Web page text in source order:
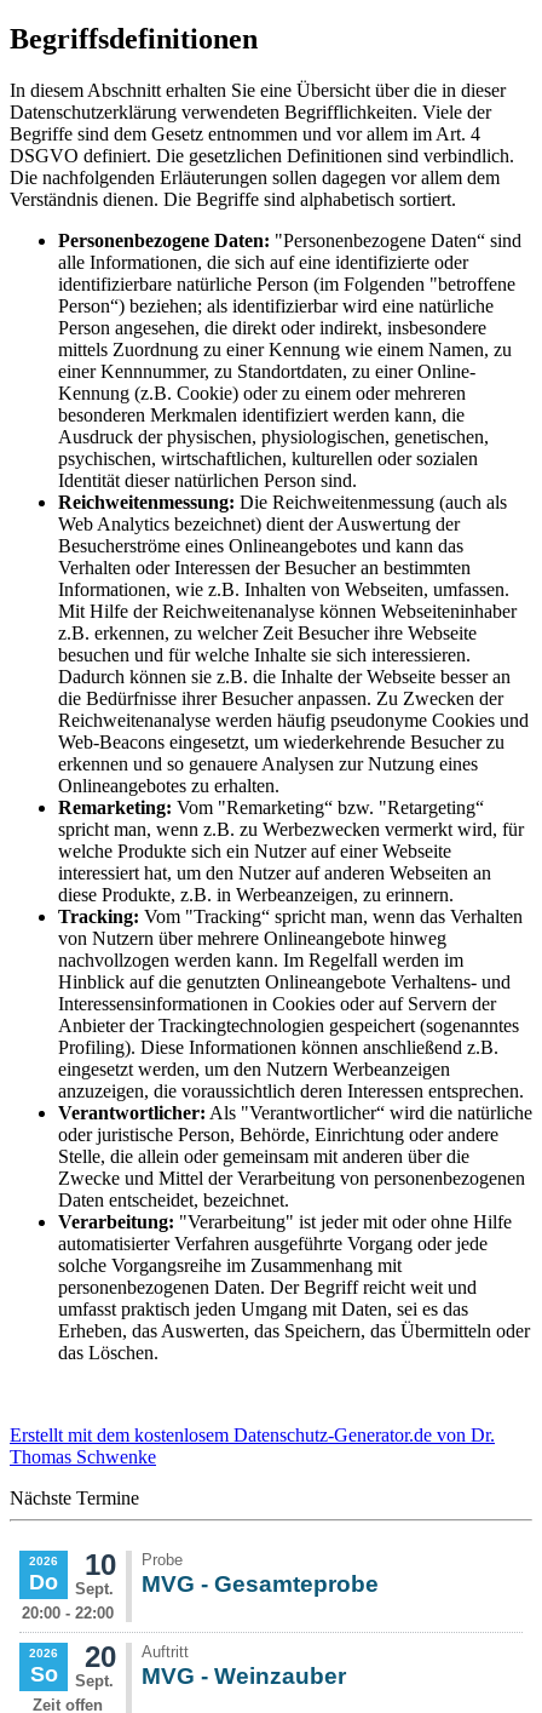
Begriffsdefinitionen
In diesem Abschnitt erhalten Sie eine Übersicht über die in dieser
Datenschutzerklärung verwendeten Begrifflichkeiten. Viele der
Begriffe sind dem Gesetz entnommen und vor allem im Art. 4
DSGVO definiert. Die gesetzlichen Definitionen sind verbindlich.
Die nachfolgenden Erläuterungen sollen dagegen vor allem dem
Verständnis dienen. Die Begriffe sind alphabetisch sortiert.
Personenbezogene Daten: "Personenbezogene Daten“ sind
alle Informationen, die sich auf eine identifizierte oder
identifizierbare natürliche Person (im Folgenden "betroffene
Person“) beziehen; als identifizierbar wird eine natürliche
Person angesehen, die direkt oder indirekt, insbesondere
mittels Zuordnung zu einer Kennung wie einem Namen, zu
einer Kennnummer, zu Standortdaten, zu einer Online-
Kennung (z.B. Cookie) oder zu einem oder mehreren
besonderen Merkmalen identifiziert werden kann, die
Ausdruck der physischen, physiologischen, genetischen,
psychischen, wirtschaftlichen, kulturellen oder sozialen
Identität dieser natürlichen Person sind.
Reichweitenmessung: Die Reichweitenmessung (auch als
Web Analytics bezeichnet) dient der Auswertung der
Besucherströme eines Onlineangebotes und kann das
Verhalten oder Interessen der Besucher an bestimmten
Informationen, wie z.B. Inhalten von Webseiten, umfassen.
Mit Hilfe der Reichweitenanalyse können Webseiteninhaber
z.B. erkennen, zu welcher Zeit Besucher ihre Webseite
besuchen und für welche Inhalte sie sich interessieren.
Dadurch können sie z.B. die Inhalte der Webseite besser an
die Bedürfnisse ihrer Besucher anpassen. Zu Zwecken der
Reichweitenanalyse werden häufig pseudonyme Cookies und
Web-Beacons eingesetzt, um wiederkehrende Besucher zu
erkennen und so genauere Analysen zur Nutzung eines
Onlineangebotes zu erhalten.
Remarketing: Vom "Remarketing“ bzw. "Retargeting“
spricht man, wenn z.B. zu Werbezwecken vermerkt wird, für
welche Produkte sich ein Nutzer auf einer Webseite
interessiert hat, um den Nutzer auf anderen Webseiten an
diese Produkte, z.B. in Werbeanzeigen, zu erinnern.
Tracking: Vom "Tracking“ spricht man, wenn das Verhalten
von Nutzern über mehrere Onlineangebote hinweg
nachvollzogen werden kann. Im Regelfall werden im
Hinblick auf die genutzten Onlineangebote Verhaltens- und
Interessensinformationen in Cookies oder auf Servern der
Anbieter der Trackingtechnologien gespeichert (sogenanntes
Profiling). Diese Informationen können anschließend z.B.
eingesetzt werden, um den Nutzern Werbeanzeigen
anzuzeigen, die voraussichtlich deren Interessen entsprechen.
Verantwortlicher: Als "Verantwortlicher“ wird die natürliche
oder juristische Person, Behörde, Einrichtung oder andere
Stelle, die allein oder gemeinsam mit anderen über die
Zwecke und Mittel der Verarbeitung von personenbezogenen
Daten entscheidet, bezeichnet.
Verarbeitung: "Verarbeitung" ist jeder mit oder ohne Hilfe
automatisierter Verfahren ausgeführte Vorgang oder jede
solche Vorgangsreihe im Zusammenhang mit
personenbezogenen Daten. Der Begriff reicht weit und
umfasst praktisch jeden Umgang mit Daten, sei es das
Erheben, das Auswerten, das Speichern, das Übermitteln oder
das Löschen.
Erstellt mit dem kostenlosem Datenschutz-Generator.de von Dr.
Thomas Schwenke
Nächste Termine